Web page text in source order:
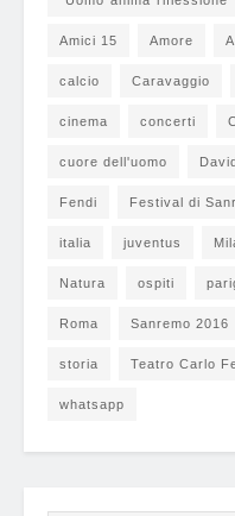
Amici 15 Amore
calcio Caravaggio
cinema concerti
cuore dell'uomo
Fendi Festival di
italia juventus
Natura ospiti
Roma Sanremo 2016
storia Teatro Carlo
whatsapp